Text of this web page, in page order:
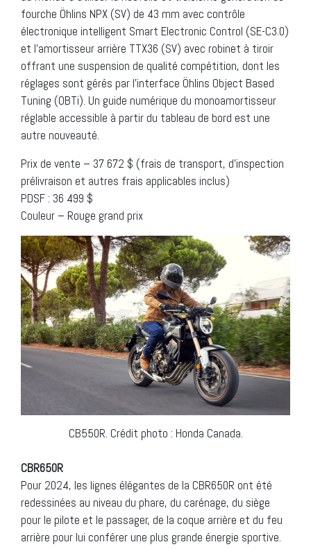
fourche Öhlins NPX (SV) de 43 mm avec contrôle
électronique intelligent Smart Electronic Control (SE-C3.0)
et l’amortisseur arrière TTX36 (SV) avec robinet à tiroir
offrant une suspension de qualité compétition, dont les
réglages sont gérés par l’interface Öhlins Object Based
Tuning (OBTi). Un guide numérique du monoamortisseur
réglable accessible à partir du tableau de bord est une
autre nouveauté.
Prix de vente – 37 672 $ (frais de transport, d’inspection
prélivraison et autres frais applicables inclus)
PDSF : 36 499 $
Couleur – Rouge grand prix
CB550R. Crédit photo : Honda Canada.
CBR650R
Pour 2024, les lignes élégantes de la CBR650R ont été
redessinées au niveau du phare, du carénage, du siège
pour le pilote et le passager, de la coque arrière et du feu
arrière pour lui conférer une plus grande énergie sportive.